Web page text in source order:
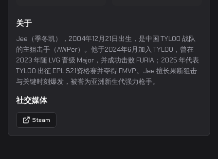
关于
Jee（季冬凯），2004年12月21日出生，是中国 TYLOO 战队
的主狙击手（AWPer）。他于2024年6月加入 TYLOO，曾在
2023 年随 LVG 晋级 Major，并成功击败 FURIA；2025 年代表
TYLOO 出征 EPL S21资格赛并夺得 FMVP。Jee 擅长果断狙击
与关键时刻爆发，被誉为亚洲新生代强力枪手。
社交媒体
Steam